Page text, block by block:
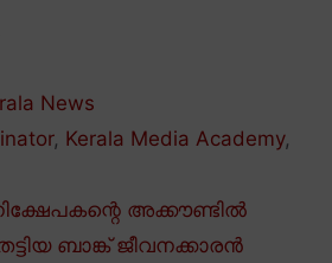
News
, Kerala Media Academy,
അക്കൗണ്ടിൽ
ബാങ്ക് ജീവനക്കാരൻ